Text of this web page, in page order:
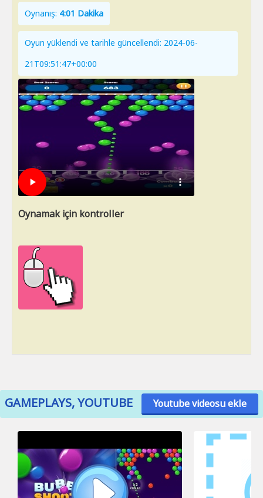
Oynanış: 4:01 Dakika
Oyun yüklendi ve tarihle güncellendi: 2024-06-
21T09:51:47+00:00
Oynamak için kontroller
GAMEPLAYS, YOUTUBE Youtube videosu ekle